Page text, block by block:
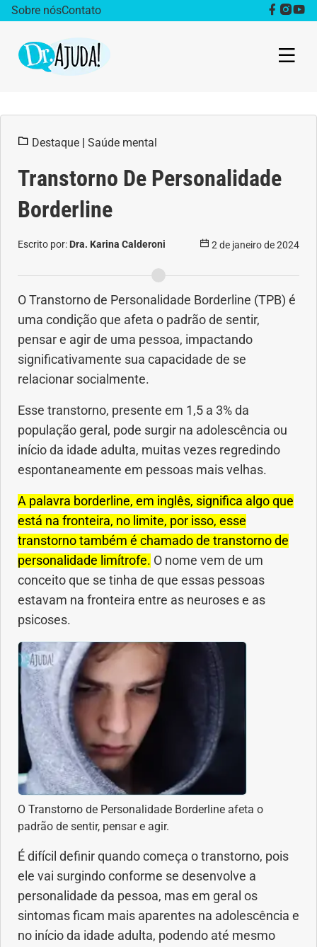
Sobre nósContato
Obesidade
Destaque
Bem estar
Saúde da mulher
Anestesia
Aparelho Digestivo
Atividade física
Beleza e Cosmética
Câncer
Cirurgia Plástica
Dermatologia
Diabetes
Dieta e nutrição
Doença autoimune
Doenças Respiratórias
Drogas
Emagrecimento
Destaque | Saúde mental
Transtorno De Personalidade
Borderline
Escrito por: Dra. Karina Calderoni 2 de janeiro de 2024
O Transtorno de Personalidade Borderline (TPB) é
uma condição que afeta o padrão de sentir,
pensar e agir de uma pessoa, impactando
significativamente sua capacidade de se
relacionar socialmente.
Esse transtorno, presente em 1,5 a 3% da
população geral, pode surgir na adolescência ou
início da idade adulta, muitas vezes regredindo
espontaneamente em pessoas mais velhas.
A palavra borderline, em inglês, significa algo que
está na fronteira, no limite, por isso, esse
transtorno também é chamado de transtorno de
personalidade limítrofe. O nome vem de um
conceito que se tinha de que essas pessoas
estavam na fronteira entre as neuroses e as
psicoses.
O Transtorno de Personalidade Borderline afeta o
padrão de sentir, pensar e agir.
É difícil definir quando começa o transtorno, pois
ele vai surgindo conforme se desenvolve a
personalidade da pessoa, mas em geral os
sintomas ficam mais aparentes na adolescência e
no início da idade adulta, podendo até mesmo